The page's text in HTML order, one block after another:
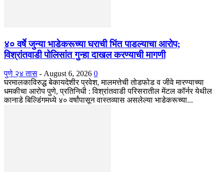
४० वर्षे जुन्या भाडेकरूच्या घराची भिंत पाडल्याचा आरोप;
विश्रांतवाडी पोलिसांत गुन्हा दाखल करण्याची मागणी
पुणे २४ तास - August 6, 2026 0
घरमालकाविरुद्ध बेकायदेशीर प्रवेश, मालमत्तेची तोडफोड व जीवे मारण्याच्या
धमकीचा आरोप पुणे, प्रतिनिधी : विश्रांतवाडी परिसरातील मेंटल कॉर्नर येथील
कानाडे बिल्डिंगमध्ये ४० वर्षांपासून वास्तव्यास असलेल्या भाडेकरूच्या...